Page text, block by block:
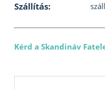
Szállítás:
Kérd a Skandináv